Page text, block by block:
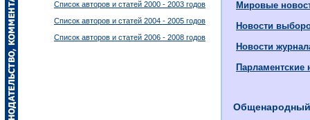
Список авторов и статей 2000 - 2003 годов
Список авторов и статей 2004 - 2005 годов
Список авторов и статей 2006 - 2008 годов
Мировые
Новости
Новости
Парламентские